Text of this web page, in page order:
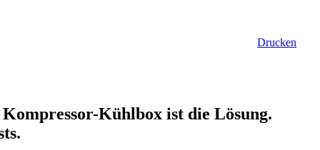
Drucken
Kühlbox ist die Lösung.